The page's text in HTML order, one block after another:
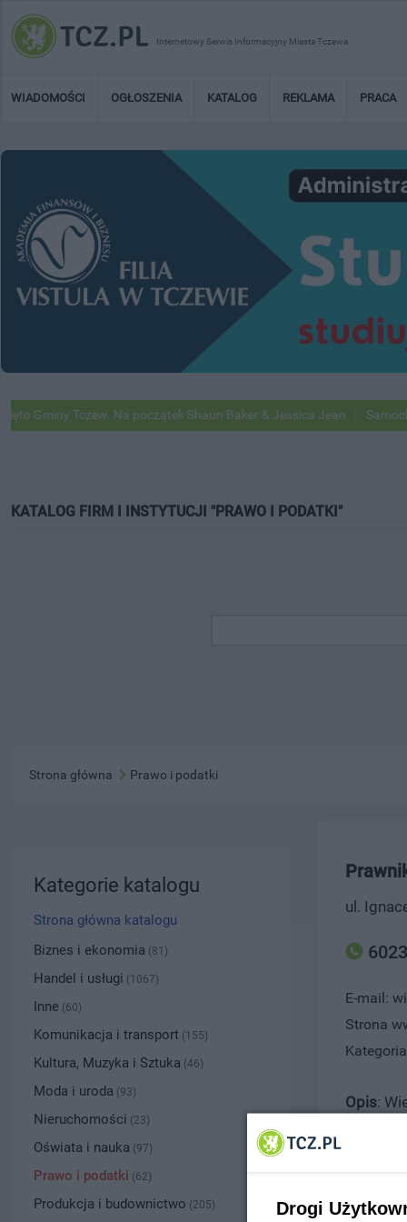
Internetowy Serwis Informacyjny Miasta Tczewa
WIADOMOŚCI OGŁOSZENIA KATALOG REKLAMA PRACA
Tczew. Na początek Shaun Baker & Jessica Jean Samochody
KATALOG FIRM I INSTYTUCJI "PRAWO I PODATKI"
Strona główna Prawo i podatki
ul.
E-mail:
Strona
Opis:
wiedzą
Kategorie katalogu
Strona główna katalogu
Biznes i ekonomia (81)
Handel i usługi (1067)
Inne (60)
Komunikacja i transport (155)
Kultura, Muzyka i Sztuka (46)
Moda i uroda (93)
Nieruchomości (23)
Oświata i nauka (97)
Prawo i podatki (62)
Produkcja i budownictwo (205) Drogi